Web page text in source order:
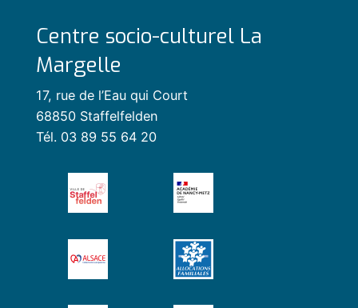
Centre socio-culturel La
Margelle
17, rue de l’Eau qui Court
68850 Staffelfelden
Tél. 03 89 55 64 20